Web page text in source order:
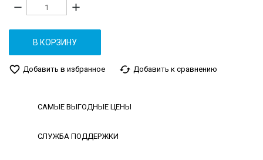
remove add
В КОРЗИНУ
favorite_border Добавить в избранное cached Добавить к сравнению
САМЫЕ ВЫГОДНЫЕ ЦЕНЫ
СЛУЖБА ПОДДЕРЖКИ